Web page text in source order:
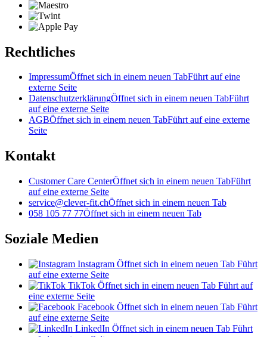
Rechtliches
ImpressumÖffnet sich in einem neuen TabFührt auf eine
externe Seite
DatenschutzerklärungÖffnet sich in einem neuen TabFührt
auf eine externe Seite
AGBÖffnet sich in einem neuen TabFührt auf eine externe
Seite
Kontakt
Customer Care CenterÖffnet sich in einem neuen TabFührt
auf eine externe Seite
service@clever-fit.chÖffnet sich in einem neuen Tab
058 105 77 77Öffnet sich in einem neuen Tab
Soziale Medien
Instagram Öffnet sich in einem neuen Tab Führt
auf eine externe Seite
TikTok Öffnet sich in einem neuen Tab Führt auf
eine externe Seite
Facebook Öffnet sich in einem neuen Tab Führt
auf eine externe Seite
LinkedIn Öffnet sich in einem neuen Tab Führt